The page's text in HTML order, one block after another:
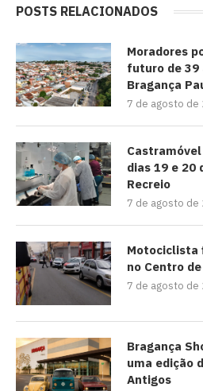
POSTS RELACIONADOS
Moradores
futuro de 39
Bragança
7 de agosto de
dias 19 e 20
Recreio
7 de agosto de
Motociclista
no Centro
7 de agosto de
Bragança
uma edição
Antigos